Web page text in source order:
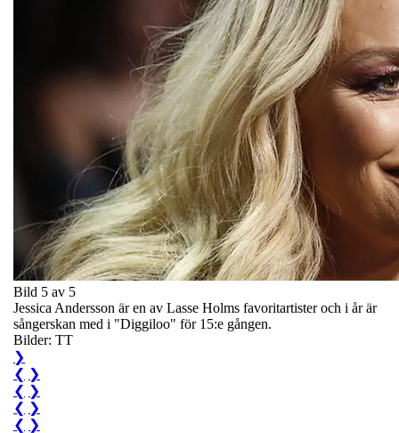
Bild 5 av 5
Jessica Andersson är en av Lasse Holms favoritartister och i år är
sångerskan med i "Diggiloo" för 15:e gången.
Bilder: TT
❯
❮ ❯
❮ ❯
❮ ❯
❮ ❯